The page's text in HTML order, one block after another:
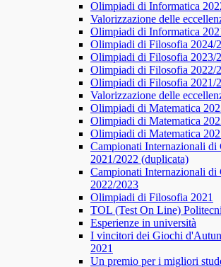
Olimpiadi di Informatica
Valorizzazione delle
Olimpiadi di Informatica
Olimpiadi di Filosofia 2024/
Olimpiadi di Filosofia 2023/
Olimpiadi di Filosofia 2022/
Olimpiadi di Filosofia 2021/
Valorizzazione delle
Olimpiadi di Matematica
Olimpiadi di Matematica
Olimpiadi di Matematica
Campionati Internazionali di
2021/2022 (duplicata)
Campionati Internazionali di
2022/2023
Olimpiadi di Filosofia 2021
TOL (Test On Line)
Esperienze in università
I vincitori dei Giochi
2021
Un premio per i migliori